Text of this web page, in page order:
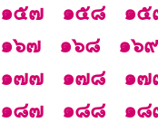
๑๕๗
๑๕๘
๑๕
๑๖๗
๑๖๘
๑๖๙
๑๗๗
๑๗๘
๑๗
๑๘๗
๑๘๘
๑๘